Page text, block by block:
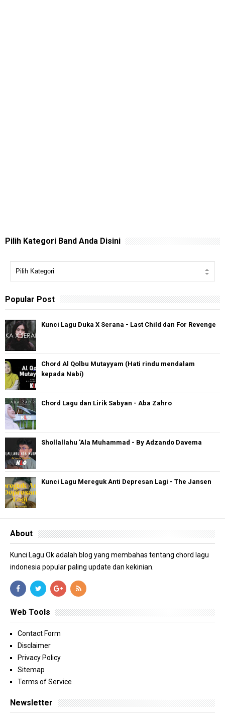
Pilih Kategori Band Anda Disini
Popular Post
Kunci Lagu Duka X Serana - Last Child dan For Revenge
Chord Al Qolbu Mutayyam (Hati rindu mendalam
kepada Nabi)
Chord Lagu dan Lirik Sabyan - Aba Zahro
Shollallahu 'Ala Muhammad - By Adzando Davema
Kunci Lagu Mereguk Anti Depresan Lagi - The Jansen
About
Kunci Lagu Ok adalah blog yang membahas tentang chord lagu
indonesia popular paling update dan kekinian.
Web Tools
Contact Form
Disclaimer
Privacy Policy
Sitemap
Terms of Service
Newsletter